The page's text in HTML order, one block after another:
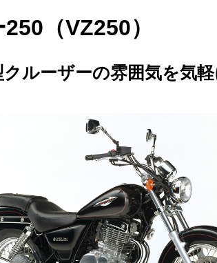
（VZ250）
ルーザーの雰囲気を気